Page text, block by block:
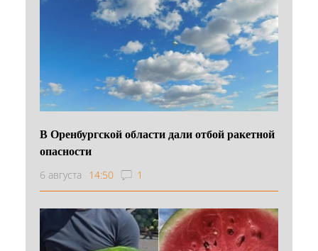
В Оренбургской области дали отбой ракетной
опасности
6 августа 14:50 1